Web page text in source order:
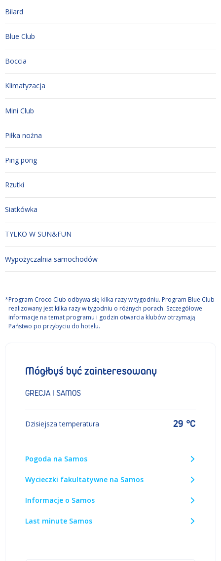
Bilard
Blue Club
Boccia
Klimatyzacja
Mini Club
Piłka nożna
Ping pong
Rzutki
Siatkówka
TYLKO W SUN&FUN
Wypożyczalnia samochodów
*Program Croco Club odbywa się kilka razy w tygodniu. Program Blue Club
realizowany jest kilka razy w tygodniu o różnych porach. Szczegółowe
informacje na temat programu i godzin otwarcia klubów otrzymają
Państwo po przybyciu do hotelu.
Mógłbyś być zainteresowany
GRECJA I SAMOS
Dzisiejsza temperatura 29 °C
Pogoda na Samos
Wycieczki fakultatywne na Samos
Informacje o Samos
Last minute Samos